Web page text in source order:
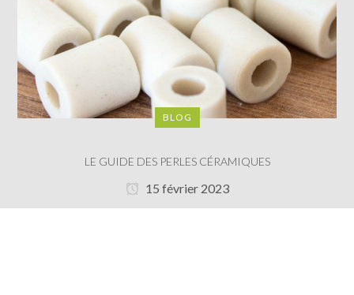
BLOG
LE GUIDE DES PERLES CÉRAMIQUES
15 février 2023